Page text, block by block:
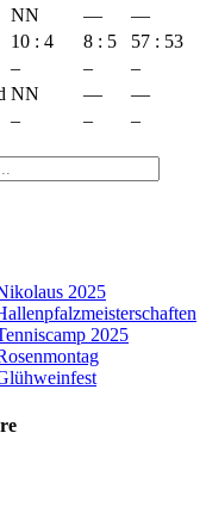
NN —
—
10 : 4 8 : 5
57 : 53
– –
–
NN —
—
– –
–
2025
2025